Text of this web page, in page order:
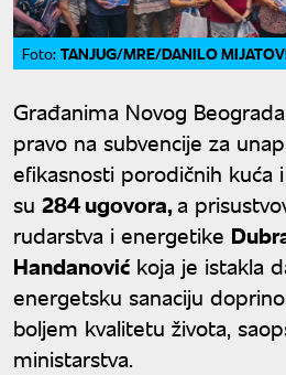
Foto: TANJUG/MRE/DANILO
Građanima Novog
pravo na subvencije za
efikasnosti porodičnih kuća
su 284 ugovora,a
rudarstva i energetike
Handanović koja je istakla
energetsku sanaciju
boljem kvalitetu života,
ministarstva.